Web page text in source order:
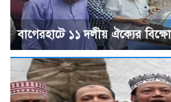
বাগেরহাটে ১১ দলীয় ঐক্যের